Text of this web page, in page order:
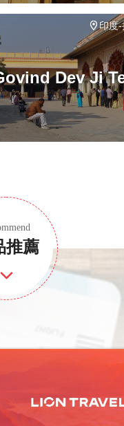
Dev Ji
印度-
推薦